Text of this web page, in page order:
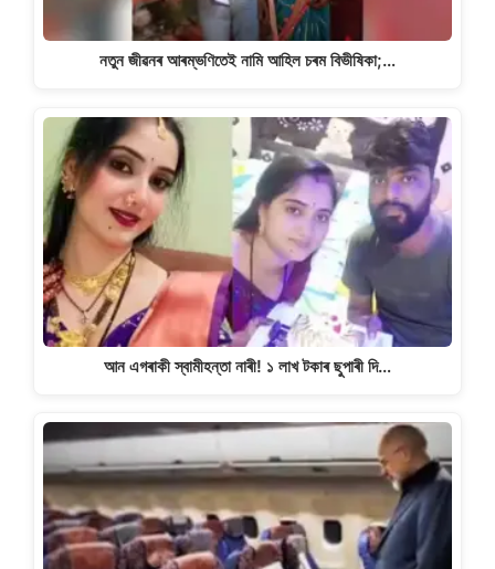
নতুন জীৱনৰ আৰম্ভণিতেই নামি আহিল চৰম বিভীষিকা;…
আন এগৰাকী স্বামীহন্তা নাৰী! ১ লাখ টকাৰ ছুপাৰী দি…